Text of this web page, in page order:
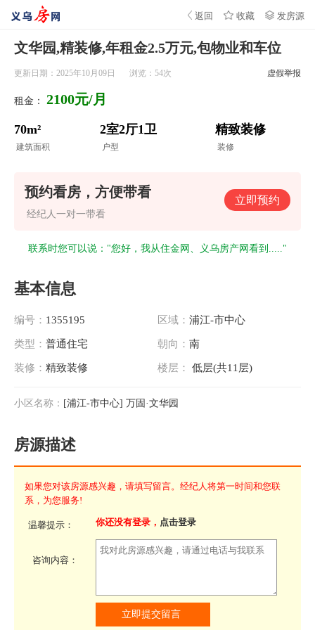
首页 二手房 租房
返回 收藏 发房源
文华园,精装修,年租金2.5万元,包物业和车位
更新日期：2025年10月09日 浏览： 54次 虚假举报
租金： 2100元/月
70m²
建筑面积
2室2厅1卫
户型
精致装修
装修
预约看房，方便带看
经纪人一对一带看
立即预约
联系时您可以说："您好，我从住金网、义乌房产网看到....."
基本信息
编号： 1355195 区域： 浦江-市中心
类型： 普通住宅 朝向： 南
装修： 精致装修 楼层： 低层(共11层)
小区名称： [浦江-市中心] 万固·文华园
房源描述
如果您对该房源感兴趣，请填写留言。经纪人将第一时间和您联
系，为您服务!
温馨提示： 你还没有登录， 点击登录
咨询内容：